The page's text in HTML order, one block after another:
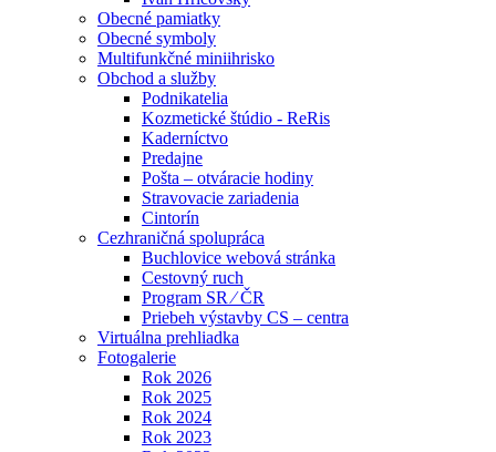
Obecné pamiatky
Obecné symboly
Multifunkčné miniihrisko
Obchod a služby
Podnikatelia
Kozmetické štúdio - ReRis
Kaderníctvo
Predajne
Pošta – otváracie hodiny
Stravovacie zariadenia
Cintorín
Cezhraničná spolupráca
Buchlovice webová stránka
Cestovný ruch
Program SR ⁄ ČR
Priebeh výstavby CS – centra
Virtuálna prehliadka
Fotogalerie
Rok 2026
Rok 2025
Rok 2024
Rok 2023